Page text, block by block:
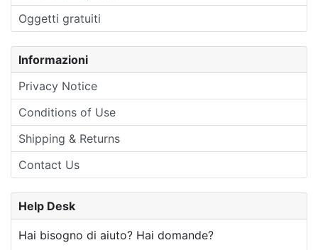
Oggetti gratuiti
Informazioni
Privacy Notice
Conditions of Use
Shipping & Returns
Contact Us
Help Desk
Hai bisogno di aiuto? Hai domande?